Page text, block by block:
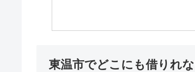
東温市でどこにも借りれ